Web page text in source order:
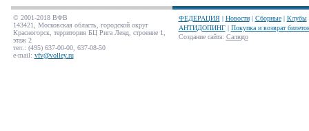
© 2001-2018 ВФВ
143421, Московская область, городской округ
Красногорск, территория БЦ Рига Ленд, строение 1,
этаж 2
тел.: (495) 637-00-00, 637-08-50
e-mail: vfv@volley.ru
ФЕДЕРАЦИЯ| Новости| Сборные| Клубы
АНТИДОПИНГ| Покупка и возврат
Создание сайта: Салюдо